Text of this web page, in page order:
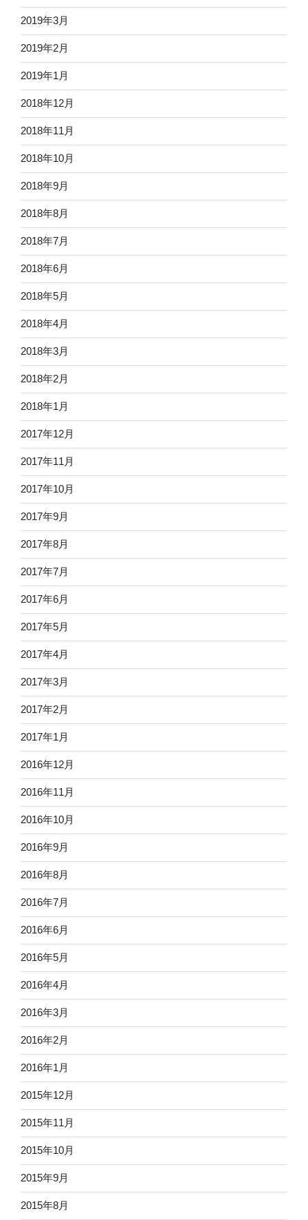
2019年3月
2019年2月
2019年1月
2018年12月
2018年11月
2018年10月
2018年9月
2018年8月
2018年7月
2018年6月
2018年5月
2018年4月
2018年3月
2018年2月
2018年1月
2017年12月
2017年11月
2017年10月
2017年9月
2017年8月
2017年7月
2017年6月
2017年5月
2017年4月
2017年3月
2017年2月
2017年1月
2016年12月
2016年11月
2016年10月
2016年9月
2016年8月
2016年7月
2016年6月
2016年5月
2016年4月
2016年3月
2016年2月
2016年1月
2015年12月
2015年11月
2015年10月
2015年9月
2015年8月